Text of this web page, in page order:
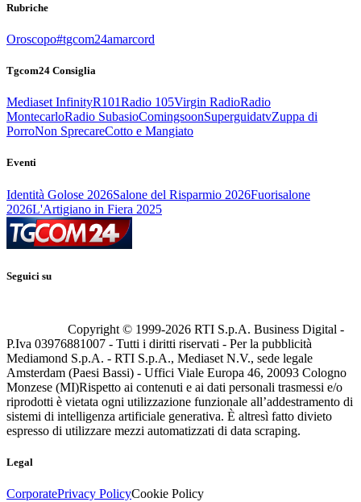
Rubriche
Oroscopo#tgcom24amarcord
Tgcom24 Consiglia
Mediaset InfinityR101Radio 105Virgin RadioRadio
MontecarloRadio SubasioComingsoonSuperguidatvZuppa di
PorroNon SprecareCotto e Mangiato
Eventi
Identità Golose 2026Salone del Risparmio 2026Fuorisalone
2026L'Artigiano in Fiera 2025
Seguici su
Copyright © 1999-2026 RTI S.p.A. Business Digital -
P.Iva 03976881007 - Tutti i diritti riservati - Per la pubblicità
Mediamond S.p.A. - RTI S.p.A., Mediaset N.V., sede legale
Amsterdam (Paesi Bassi) - Uffici Viale Europa 46, 20093 Cologno
Monzese (MI)Rispetto ai contenuti e ai dati personali trasmessi e/o
riprodotti è vietata ogni utilizzazione funzionale all’addestramento di
sistemi di intelligenza artificiale generativa. È altresì fatto divieto
espresso di utilizzare mezzi automatizzati di data scraping.
Legal
CorporatePrivacy PolicyCookie Policy